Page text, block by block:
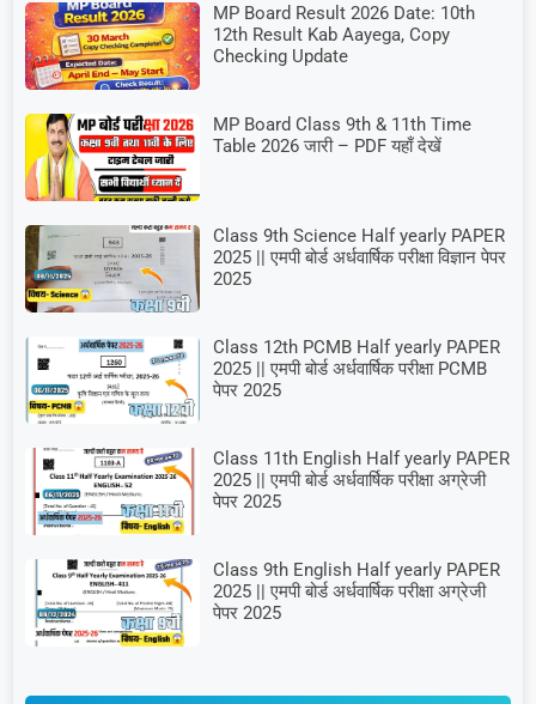
MP Board Result 2026 Date: 10th
12th Result Kab Aayega, Copy
Checking Update
MP Board Class 9th & 11th Time
Table 2026 जारी – PDF यहाँ देखें
Class 9th Science Half yearly PAPER
2025 || एमपी बोर्ड अर्धवार्षिक परीक्षा विज्ञान पेपर
2025
Class 12th PCMB Half yearly PAPER
2025 || एमपी बोर्ड अर्धवार्षिक परीक्षा PCMB
पेपर 2025
Class 11th English Half yearly PAPER
2025 || एमपी बोर्ड अर्धवार्षिक परीक्षा अग्रेजी
पेपर 2025
Class 9th English Half yearly PAPER
2025 || एमपी बोर्ड अर्धवार्षिक परीक्षा अग्रेजी
पेपर 2025